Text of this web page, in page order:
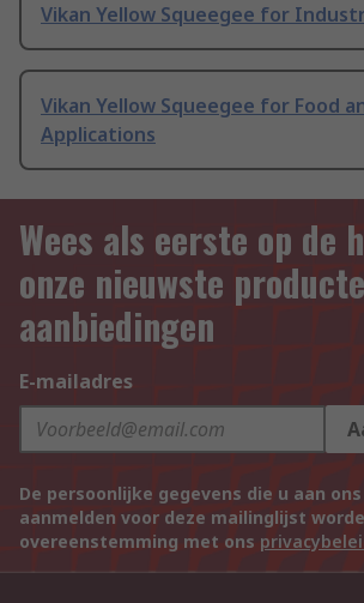
Vikan Yellow Squeegee for
Vikan Yellow Squeegee for Food
Applications
Wees als eerste op de
onze nieuwste
aanbiedingen
E-mailadres
De persoonlijke gegevens die u aan
aanmelden voor deze mailinglijst
overeenstemming met ons